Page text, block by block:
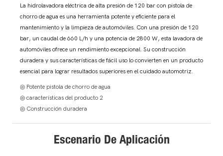
La hidrolavadora eléctrica de alta presión de 120 bar con pistola de
chorro de agua es una herramienta potente y eficiente para el
mantenimiento y la limpieza de automóviles. Con una presión de 120
bar, un caudal de 660 L/h y una potencia de 2800 W, esta lavadora de
automóviles ofrece un rendimiento excepcional. Su construcción
duradera y sus características de fácil uso lo convierten en un producto
esencial para lograr resultados superiores en el cuidado automotriz.
◎ Potente pistola de chorro de agua
◎ características del producto 2
◎ Construcción duradera
Escenario De Aplicación